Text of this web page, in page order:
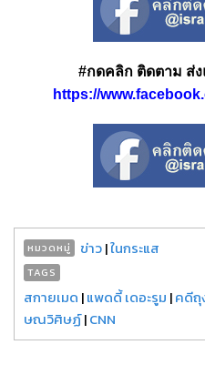
#กดคลิก ติดตาม ส่
https://
หมวดหมู่ ข่าว|ในกระแส
TAGS
สกายเมด |แพดดี้ เดอะรูม |คดีถุ
ษณวิศิษฏ์|CNN